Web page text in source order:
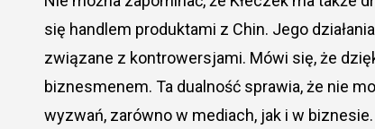
się handlem produktami z Chin. Jego
związane z kontrowersjami. Mówi się, że
biznesmenem. Ta dualność sprawia, że nie
wyzwań, zarówno w mediach, jak i w